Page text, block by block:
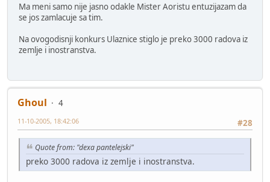
Ma meni samo nije jasno odakle Mister Aoristu entuzijazam da
se jos zamlacuje sa tim.
Na ovogodisnji konkurs Ulaznice stiglo je preko 3000 radova iz
zemlje i inostranstva.
Ghoul
4
#28
11-10-2005, 18:42:06
Quote from: "dexa pantelejski"
preko 3000 radova iz zemlje i inostranstva.